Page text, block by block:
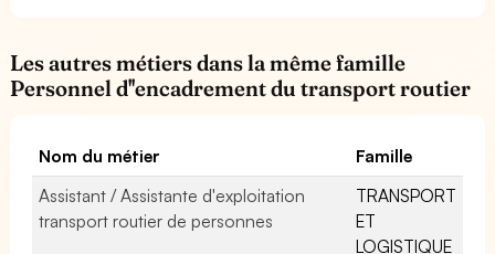
Les autres métiers dans la même famille
Personnel d''encadrement du transport routier
Nom du métier
Famille
Assistant / Assistante d'exploitation
transport routier de personnes
TRANSPORT
ET
LOGISTIQUE